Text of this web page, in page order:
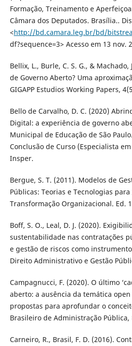
Formação, Treinamento e
Câmara dos Deputados. Brasília..
<http://bd.camara.leg.br/bd/
df?sequence=3> Acesso em 13 nov.
Bellix, L., Burle, C. S. G., &
de Governo Aberto? Uma
GIGAPP Estudios Working Papers,
Bello de Carvalho, D. C. (2020)
Digital: a experiência de governo
Municipal de Educação de São
Conclusão de Curso (Especialista
Insper.
Bergue, S. T. (2011). Modelos de
Públicas: Teorias e Tecnologias
Transformação Organizacional. Ed.
Boff, S. O., Leal, D. J. (2020).
sustentabilidade nas contratações
e gestão de riscos como
Direito Administrativo e Gestão
Campagnucci, F. (2020). O último
aberto: a ausência da temática open
propostas para aprofundar o
Brasileiro de Administração Pública,
Carneiro, R., Brasil, F. D. (2016).